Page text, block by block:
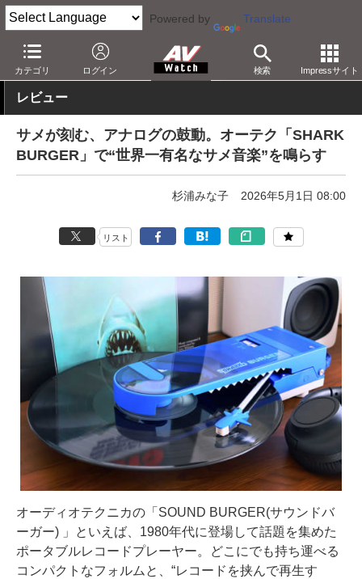
Powered by Translate
カテゴリ ログイン 検索 Impressサイト
AV Watch 製品 レコードプレーヤー
レビュー
サメが刻む、アナログの鼓動。オーテク「SHARK
BURGER」で“世界一有名なサメ音楽”を鳴らす
杉浦みな子 2026年5月1日 08:00
リスト
オーディオテクニカの「SOUND BURGER(サウンドバ
ーガー) 」といえば、1980年代に登場して話題を集めた
ポータブルレコードプレーヤー。どこにでも持ち運べる
コンパクトなフォルムと、“レコードを挟んで再生す